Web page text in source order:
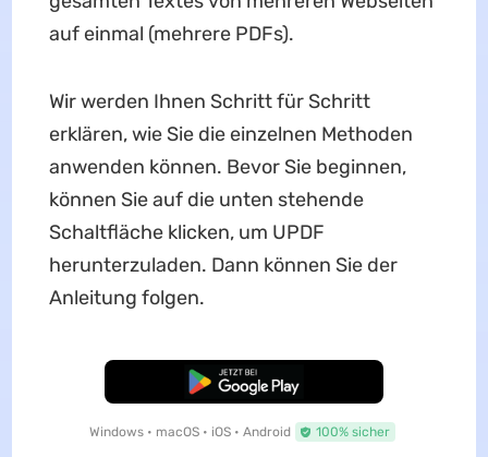
auf einmal (mehrere PDFs).
Wir werden Ihnen Schritt für Schritt
erklären, wie Sie die einzelnen Methoden
anwenden können. Bevor Sie beginnen,
können Sie auf die unten stehende
Schaltfläche klicken, um UPDF
herunterzuladen. Dann können Sie der
Anleitung folgen.
Kostenloser Download
Windows • macOS • iOS • Android 100% sicher